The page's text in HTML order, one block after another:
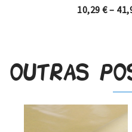
10,29€–
Outras